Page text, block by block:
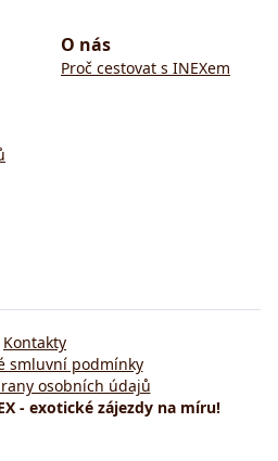
O nás
Proč cestovat s INEXem
- exotické zájezdy na míru!
Kontakty
smluvní podmínky
osobních údajů